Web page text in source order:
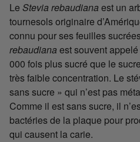
Le Stevia rebaudiana est un
tournesols originaire
connu pour ses feuilles
rebaudiana est souvent appelé
000 fois plus sucré que le
très faible concentration. Le
sans sucre » qui n’est pas
Comme il est sans sucre, il
bactéries de la plaque pour
qui causent la carie.